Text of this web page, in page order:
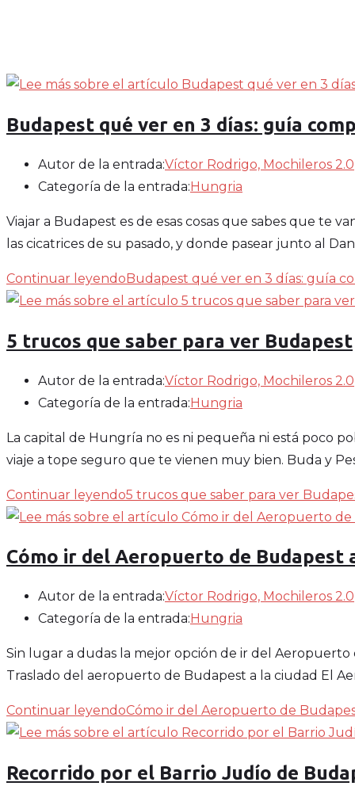
Budapest qué ver en 3 días: guía
Autor de la entrada:Víctor Rodrigo, Mochileros 2.0
Categoría de la entrada:Hungria
Viajar a Budapest es de esas cosas que sabes que te
las cicatrices de su pasado, y donde pasear junto al
Continuar leyendoBudapest qué ver en 3 días: guía
5 trucos que saber para ver Budapest
Autor de la entrada:Víctor Rodrigo, Mochileros 2.0
Categoría de la entrada:Hungria
La capital de Hungría no es ni pequeña ni está poco
viaje a tope seguro que te vienen muy bien. Buda y
Continuar leyendo5 trucos que saber para ver
Cómo ir del Aeropuerto de Budapest
Autor de la entrada:Víctor Rodrigo, Mochileros 2.0
Categoría de la entrada: Hungria
Sin lugar a dudas la mejor opción de ir del
Traslado del aeropuerto de Budapest a la ciudad El
Continuar leyendoCómo ir del Aeropuerto de
Recorrido por el Barrio Judío de